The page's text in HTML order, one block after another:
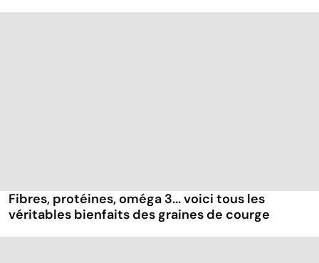
Fibres, protéines, oméga 3... voici tous les
véritables bienfaits des graines de courge